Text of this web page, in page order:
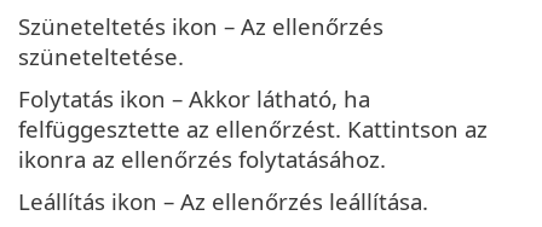
Szüneteltetés ikon – Az ellenőrzés
szüneteltetése.
Folytatás ikon – Akkor látható, ha
felfüggesztette az ellenőrzést. Kattintson az
ikonra az ellenőrzés folytatásához.
Leállítás ikon – Az ellenőrzés leállítása.